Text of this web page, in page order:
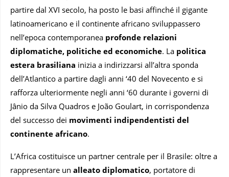
partire dal XVI secolo, ha posto le basi affinché il gigante
latinoamericano e il continente africano sviluppassero
nell’epoca contemporanea profonde relazioni
diplomatiche, politiche ed economiche. La politica
estera brasiliana inizia a indirizzarsi all’altra sponda
dell’Atlantico a partire dagli anni ‘40 del Novecento e si
rafforza ulteriormente negli anni ‘60 durante i governi di
Jânio da Silva Quadros e João Goulart, in corrispondenza
del successo dei movimenti indipendentisti del
continente africano.
L’Africa costituisce un partner centrale per il Brasile: oltre a
rappresentare un alleato diplomatico, portatore di